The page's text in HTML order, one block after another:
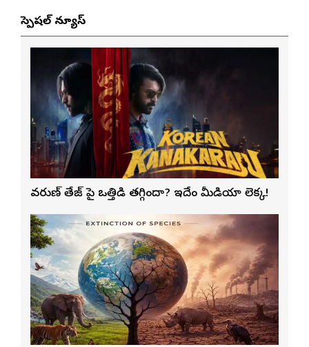
స్పెషల్ న్యూస్
వరుణ్ తేజ్‌ పై ఒత్తిడి తగ్గిందా? ఇదేం మీడియా లెక్క!